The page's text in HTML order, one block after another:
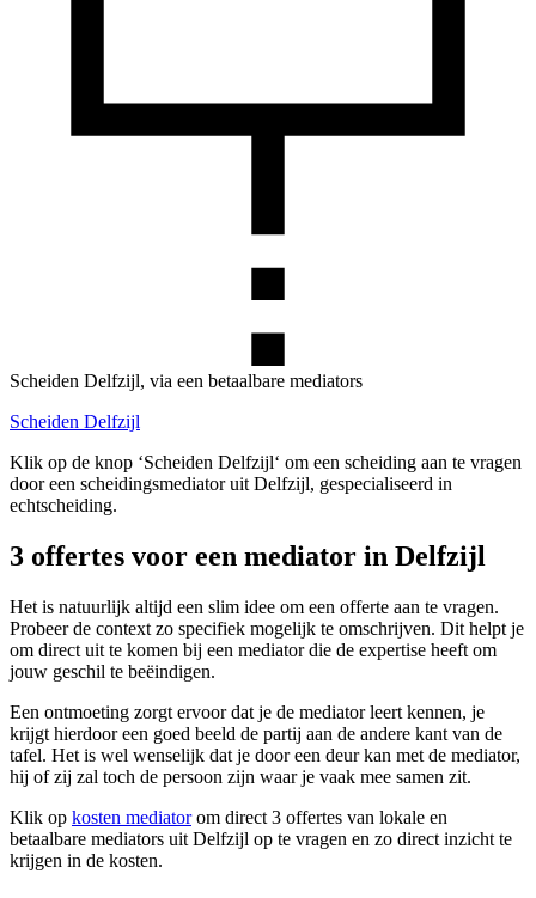
Scheiden Delfzijl, via een betaalbare mediators
Scheiden Delfzijl
Klik op de knop ‘Scheiden Delfzijl‘ om een scheiding aan te vragen
door een scheidingsmediator uit Delfzijl, gespecialiseerd in
echtscheiding.
3 offertes voor een mediator in Delfzijl
Het is natuurlijk altijd een slim idee om een offerte aan te vragen.
Probeer de context zo specifiek mogelijk te omschrijven. Dit helpt je
om direct uit te komen bij een mediator die de expertise heeft om
jouw geschil te beëindigen.
Een ontmoeting zorgt ervoor dat je de mediator leert kennen, je
krijgt hierdoor een goed beeld de partij aan de andere kant van de
tafel. Het is wel wenselijk dat je door een deur kan met de mediator,
hij of zij zal toch de persoon zijn waar je vaak mee samen zit.
Klik op kosten mediatorom direct 3 offertes van lokale en
betaalbare mediators uit Delfzijl op te vragen en zo direct inzicht te
krijgen in de kosten.